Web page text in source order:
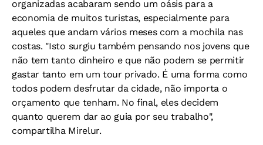
organizadas acabaram sendo um oásis para a
economia de muitos turistas, especialmente para
aqueles que andam vários meses com a mochila nas
costas. "Isto surgiu também pensando nos jovens que
não tem tanto dinheiro e que não podem se permitir
gastar tanto em um tour privado. É uma forma como
todos podem desfrutar da cidade, não importa o
orçamento que tenham. No final, eles decidem
quanto querem dar ao guia por seu trabalho",
compartilha Mirelur.